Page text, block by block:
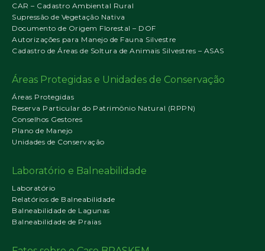
CAR – Cadastro Ambiental Rural
Supressão de Vegetação Nativa
Documento de Origem Florestal – DOF
Autorizações para Manejo de Fauna Silvestre
Cadastro de Áreas de Soltura de Animais Silvestres – ASAS
Áreas Protegidas e Unidades de Conservação
Áreas Protegidas
Reserva Particular do Patrimônio Natural (RPPN)
Conselhos Gestores
Plano de Manejo
Unidades de Conservação
Laboratório e Balneabilidade
Laboratório
Relatórios de Balneabilidade
Balneabilidade de Lagunas
Balneabilidade de Praias